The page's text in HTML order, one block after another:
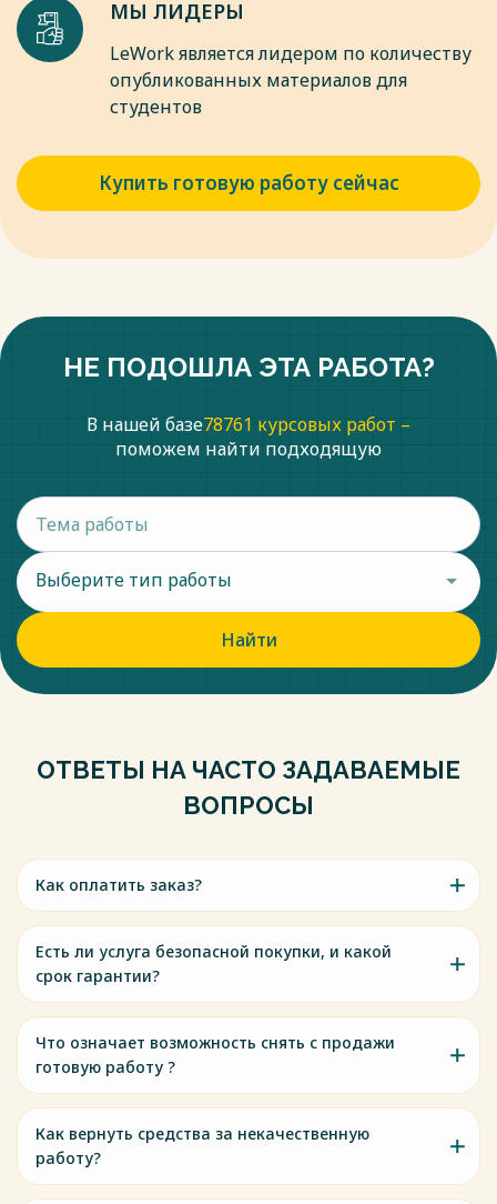
МЫ ЛИДЕРЫ
LeWork является лидером по количеству
опубликованных материалов для
студентов
Купить готовую работу сейчас
НЕ ПОДОШЛА ЭТА РАБОТА?
В нашей базе78761 курсовых работ –
поможем найти подходящую
Выберите тип работы
Найти
ОТВЕТЫ НА ЧАСТО ЗАДАВАЕМЫЕ
ВОПРОСЫ
Как оплатить заказ?
Есть ли услуга безопасной покупки, и какой
срок гарантии?
Что означает возможность снять с продажи
готовую работу ?
Как вернуть средства за некачественную
работу?